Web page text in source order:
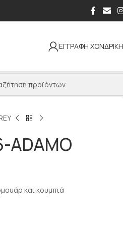
ΕΓΓΡΑΦΗ
ADAMO
και κουμπιά